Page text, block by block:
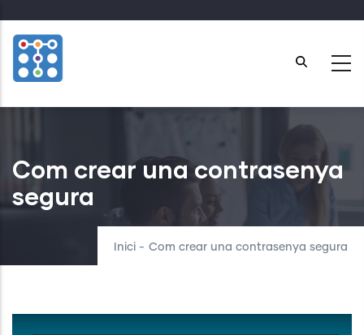
to
main
content
Com crear una contrasenya
segura
Inici - Com crear una contrasenya segura